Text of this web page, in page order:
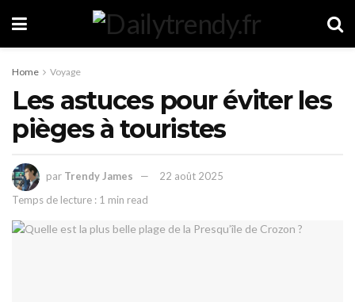
Home Voyage
Les astuces pour éviter les
pièges à touristes
par Trendy James
22 août 2025
Temps de lecture : 1 min read